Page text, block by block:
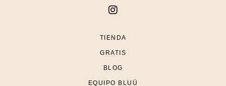
TIENDA
GRATIS
BLOG
EQUIPO BLUÜ